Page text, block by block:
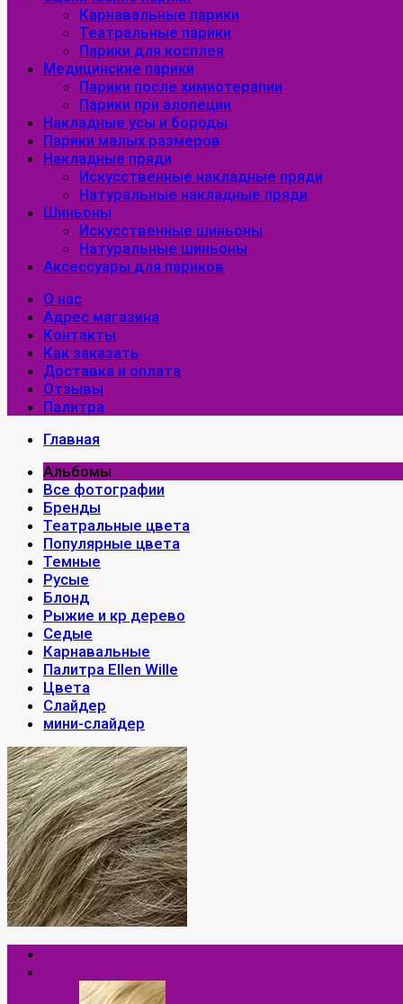
Карнавальные парики
Театральные парики
Парики для косплея
Медицинские парики
Парики после химиотерапии
Парики при алопеции
Накладные усы и бороды
Парики малых размеров
Накладные пряди
Искусственные накладные пряди
Натуральные накладные пряди
Шиньоны
Искусственные шиньоны
Натуральные шиньоны
Аксессуары для париков
О нас
Адрес магазина
Контакты
Как заказать
Доставка и оплата
Отзывы
Палитра
Главная
Альбомы
Все фотографии
Бренды
Театральные цвета
Популярные цвета
Темные
Русые
Блонд
Рыжие и кр дерево
Седые
Карнавальные
Палитра Ellen Wille
Цвета
Слайдер
мини-слайдер